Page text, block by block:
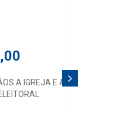
A IGREJA E A